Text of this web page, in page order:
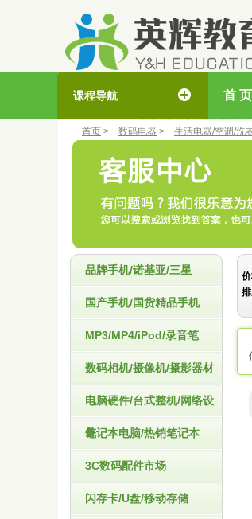
课程导航 首 页
首页 > 数码电器 > 生活电器/空调/洗
品牌手机/诺基亚/三星
国产手机/国货精品手机
MP3/MP4/iPod/录音笔
数码相机/摄像机/摄影器材
电脑硬件/台式整机/网络设
备
笔记本电脑/热销笔记本
3C数码配件市场
闪存卡/U盘/移动存储